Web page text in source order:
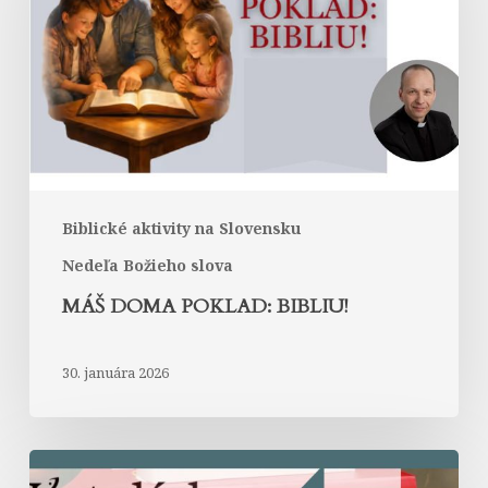
Biblické aktivity na Slovensku
Nedeľa Božieho slova
MÁŠ DOMA POKLAD: BIBLIU!
30. januára 2026
O